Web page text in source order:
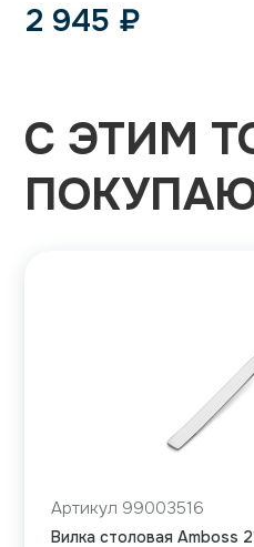
2 945 ₽
С ЭТИМ
Артикул 99003516
Вилка столовая Amboss